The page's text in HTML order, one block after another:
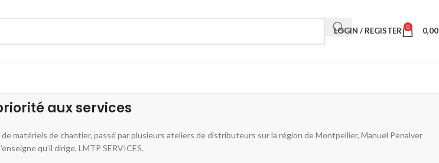
LOGIN / REGISTER 0
aux services
matériels de chantier, passé par plusieurs ateliers de distributeurs sur la région de Montpellier, Manuel Penalver
qu’il dirige, LMTP SERVICES.